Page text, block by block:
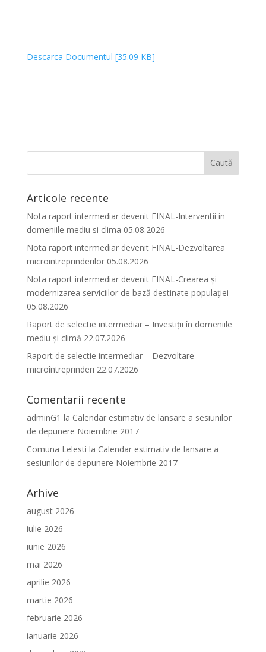
Descarca Documentul [35.09 KB]
Articole recente
Nota raport intermediar devenit FINAL-Interventii in
domeniile mediu si clima 05.08.2026
Nota raport intermediar devenit FINAL-Dezvoltarea
microintreprinderilor 05.08.2026
Nota raport intermediar devenit FINAL-Crearea și
modernizarea serviciilor de bază destinate populației
05.08.2026
Raport de selectie intermediar – Investiții în domeniile
mediu și climă 22.07.2026
Raport de selectie intermediar – Dezvoltare
microîntreprinderi 22.07.2026
Comentarii recente
adminG1 la Calendar estimativ de lansare a sesiunilor
de depunere Noiembrie 2017
Comuna Lelesti la Calendar estimativ de lansare a
sesiunilor de depunere Noiembrie 2017
Arhive
august 2026
iulie 2026
iunie 2026
mai 2026
aprilie 2026
martie 2026
februarie 2026
ianuarie 2026